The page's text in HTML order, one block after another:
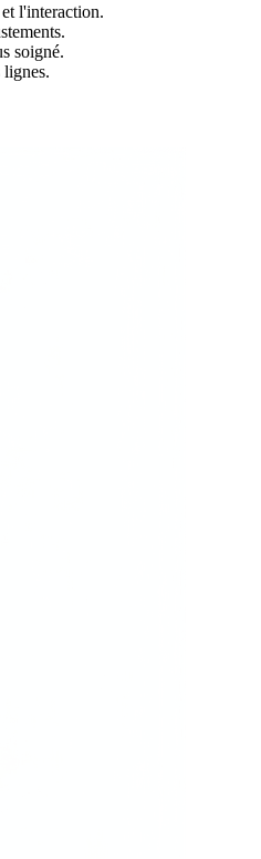
l'interaction.
soigné.
lignes.